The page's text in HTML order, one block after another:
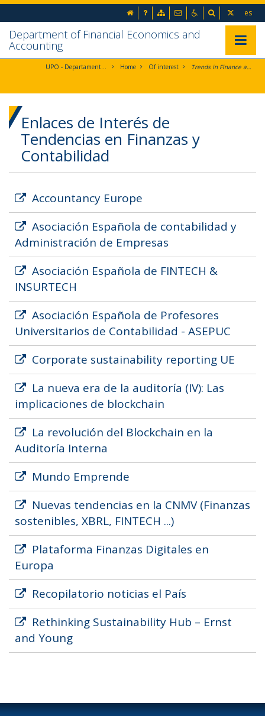
Ir al contenido principal de la página
Ir a la cabecera de la página (alt + c)
Ir al pie de la página (alt + p)
Ir al menú principal (alt + u)
es
Home Frequent questions
SitemapContactAccessibility
Search
Department of Financial Economics and
Accounting
UPO - Departamento de Economía Financiera y Contabilidad Home Of interest Trends in Finance and Accounting
Enlaces de Interés de
Tendencias en Finanzas y
Contabilidad
Accountancy Europe
Asociación Española de contabilidad y
Administración de Empresas
Asociación Española de FINTECH &
INSURTECH
Asociación Española de Profesores
Universitarios de Contabilidad - ASEPUC
Corporate sustainability reporting UE
La nueva era de la auditoría (IV): Las
implicaciones de blockchain
La revolución del Blockchain en la
Auditoría Interna
Mundo Emprende
Nuevas tendencias en la CNMV (Finanzas
sostenibles, XBRL, FINTECH ...)
Plataforma Finanzas Digitales en
Europa
Recopilatorio noticias el País
Rethinking Sustainability Hub – Ernst
and Young